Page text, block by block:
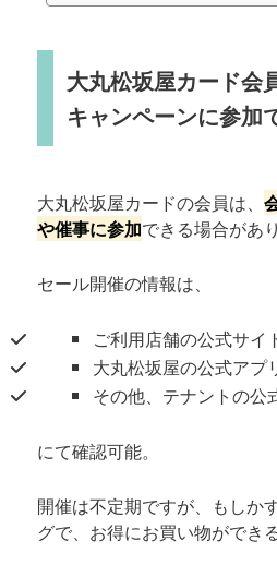
大丸松坂屋カード会
キャンペーンに参加
大丸松坂屋カードの会員は、
や催事に参加できる場合があ
セール開催の情報は、
ご利用店舗の公式サイ
大丸松坂屋の公式アプ
その他、テナントの公
にて確認可能。
開催は不定期ですが、もしか
グで、お得にお買い物ができ